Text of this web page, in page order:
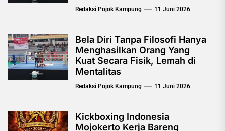
Redaksi Pojok Kampung 11 Juni 2026
Bela Diri Tanpa Filosofi Hanya
Menghasilkan Orang Yang
Kuat Secara Fisik, Lemah di
Mentalitas
Redaksi Pojok Kampung 11 Juni 2026
Kickboxing Indonesia
Mojokerto Kerja Bareng